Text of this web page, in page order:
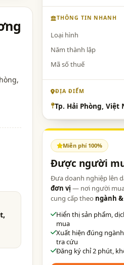
,
THÔNG TIN NHANH
Loại hình
Năm thành lập
Mã số thuế
ĐỊA ĐIỂM
Tp. Hải Phòng, Việt
Miễn phí 100%
Được người
Đưa doanh nghiệp lên
đơn vị — nơi người
cung cấp theo ngành
Hiển thị sản phẩm,
mua
Xuất hiện đúng
tra cứu
Đăng ký chỉ 2 phút,